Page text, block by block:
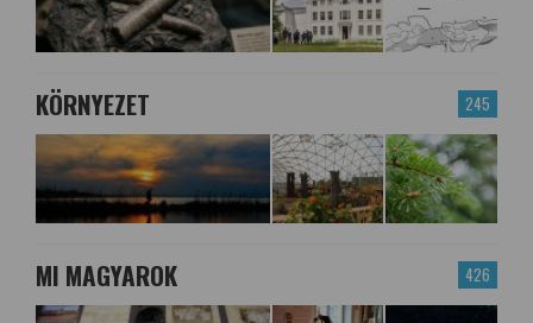
245
KÖRNYEZET
426
MI MAGYAROK